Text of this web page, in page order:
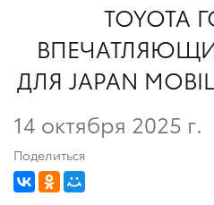
TOYOTA
ДЛЯ JAPAN
14 октября 2025 г.
Поделиться